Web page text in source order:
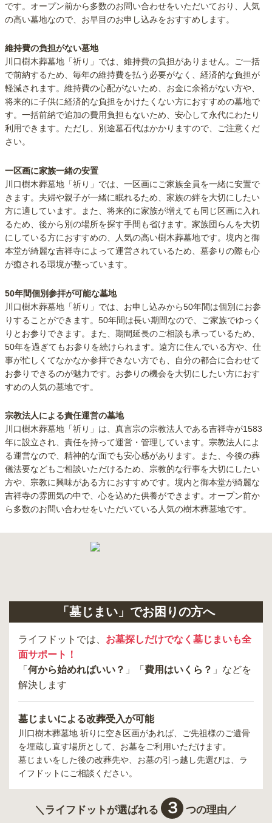
です。オープン前から多数のお問い合わせをいただいており、人気
の高い墓地なので、お早目のお申し込みをおすすめします。
維持費の負担がない墓地
川口樹木葬墓地「祈り」では、維持費の負担がありません。ご一括
で前納するため、毎年の維持費を払う必要がなく、経済的な負担が
軽減されます。維持費の心配がないため、お金に余裕がない方や、
将来的に子供に経済的な負担をかけたくない方におすすめの墓地で
す。一括前納で追加の費用負担もないため、安心して永代にわたり
利用できます。ただし、別途墓石代はかかりますので、ご注意くだ
さい。
一区画に家族一緒の安置
川口樹木葬墓地「祈り」では、一区画にご家族全員を一緒に安置で
きます。夫婦や親子が一緒に眠れるため、家族の絆を大切にしたい
方に適しています。また、将来的に家族が増えても同じ区画に入れ
るため、後から別の場所を探す手間も省けます。家族団らんを大切
にしている方におすすめの、人気の高い樹木葬墓地です。境内と御
本堂が綺麗な吉祥寺によって運営されているため、墓参りの際も心
が癒される環境が整っています。
50年間個別参拝が可能な墓地
川口樹木葬墓地「祈り」では、お申し込みから50年間は個別にお参
りすることができます。50年間は長い期間なので、ご家族でゆっく
りとお参りできます。また、期間延長のご相談も承っているため、
50年を過ぎてもお参りを続けられます。遠方に住んでいる方や、仕
事が忙しくてなかなか参拝できない方でも、自分の都合に合わせて
お参りできるのが魅力です。お参りの機会を大切にしたい方におす
すめの人気の墓地です。
宗教法人による責任運営の墓地
川口樹木葬墓地「祈り」は、真言宗の宗教法人である吉祥寺が1583
年に設立され、責任を持って運営・管理しています。宗教法人によ
る運営なので、精神的な面でも安心感があります。また、今後の葬
儀法要などもご相談いただけるため、宗教的な行事を大切にしたい
方や、宗教に興味がある方におすすめです。境内と御本堂が綺麗な
吉祥寺の雰囲気の中で、心を込めた供養ができます。オープン前か
ら多数のお問い合わせをいただいている人気の樹木葬墓地です。
「墓じまい」でお困りの方へ
ライフドットでは、 お墓探しだけでなく墓じまいも全
面サポート！
「 何から始めればいい？ 」「 費用はいくら？ 」などを
解決します
墓じまいによる改葬受入が可能
川口樹木葬墓地 祈り に空き区画があれば、ご先祖様のご遺骨
を埋蔵し直す場所として、お墓をご利用いただけます。
墓じまいをした後の改葬先や、お墓の引っ越し先選びは、ラ
イフドットにご相談ください。
＼ライフドットが選ばれる ３ つの理由／